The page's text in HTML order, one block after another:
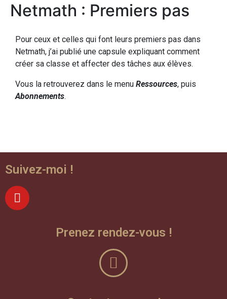
Netmath : Premiers pas
Pour ceux et celles qui font leurs premiers pas dans
Netmath, j’ai publié une capsule expliquant comment
créer sa classe et affecter des tâches aux élèves.
Vous la retrouverez dans le menu Ressources, puis
Abonnements.
Suivez-moi !
Prenez rendez-vous !